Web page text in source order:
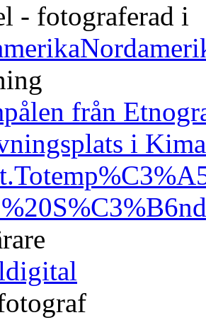
- fotograferad i
från
i
digital